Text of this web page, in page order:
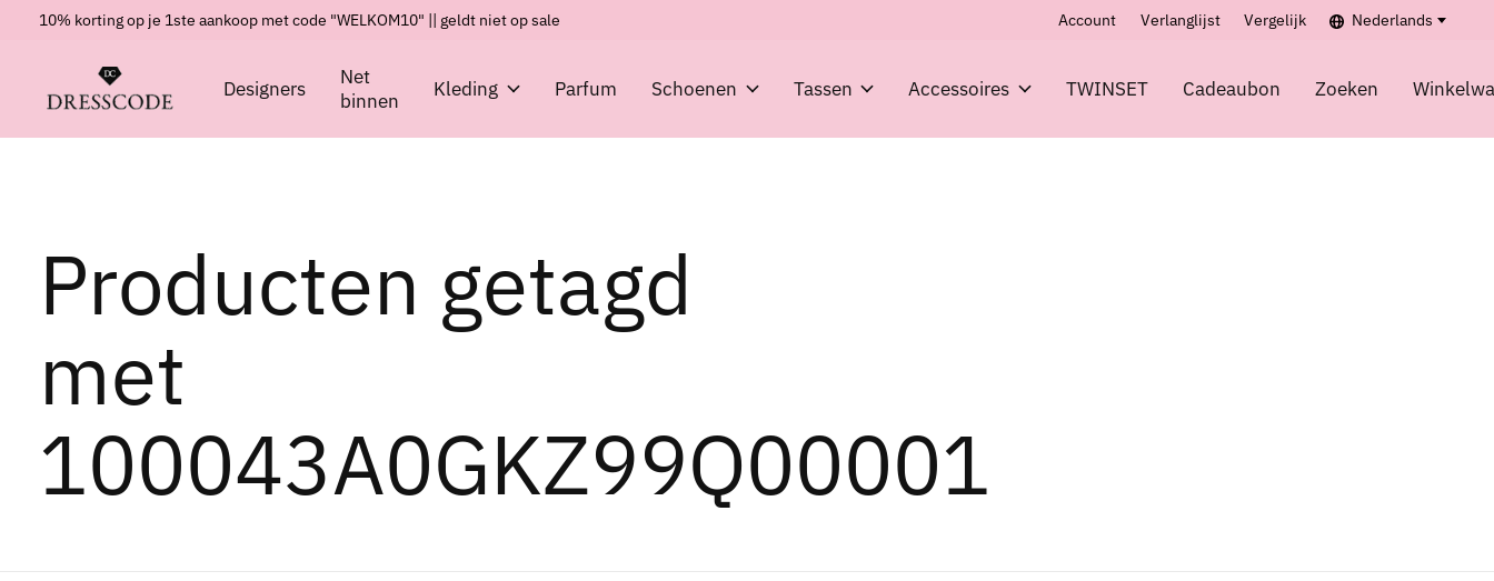
10% korting op je 1ste aankoop met code "WELKOM10" || geldt niet op sale Account Verlanglijst Vergelijk Nederlands
Designers
Net
binnen
Kleding Parfum Schoenen Tassen Accessoires TWINSET Cadeaubon Zoeken
Producten getagd
met
100043A0GKZ99Q00001